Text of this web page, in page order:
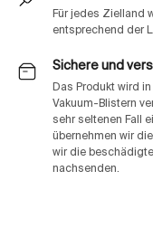
Für jedes Zielland
entsprechend der
Sichere und
Das Produkt wird
Vakuum-Blistern
sehr seltenen Fall
übernehmen wir
wir die
nachsenden.